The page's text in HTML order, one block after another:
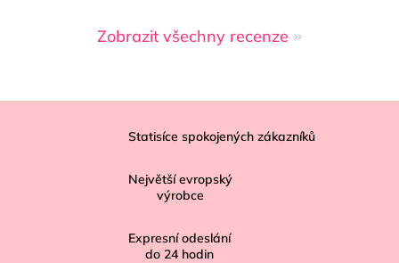
Zobrazit všechny recenze
Statisíce spokojených zákazníků
Největší evropský
výrobce
Expresní odeslání
do 24 hodin